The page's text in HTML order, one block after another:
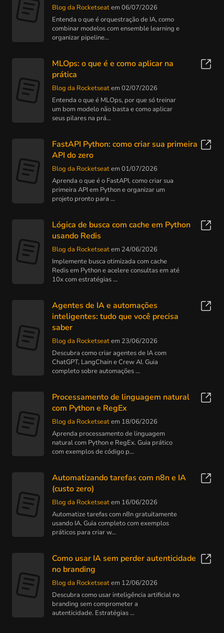
Blog da Rocketseatem 06/07/2026
Entenda o que é orquestração de IA, como
combinar modelos com ensemble learning e
organizar pipeline...
MLOps: o que é e como aplicar na
prática
Blog da Rocketseatem 02/07/2026
Entenda o que é MLOps, por que só treinar
um bom modelo não basta e como aplicar
seus pilares na prá...
FastAPI Python: como criar sua primeira
API do zero
Blog da Rocketseatem 01/07/2026
Aprenda o que é o FastAPI, como criar sua
primeira API em Python e organizar um
projeto pronto para ...
Lógica de busca com cache em Python
usando Redis
Blog da Rocketseatem 24/06/2026
Implemente busca otimizada com cache
Redis em Python e acelere consultas em até
10x com estratégias ...
Agentes de IA e automações
inteligentes: tudo que você precisa
saber
Blog da Rocketseatem 23/06/2026
Descubra como criar agentes de IA com
ChatGPT, LangChain e Crew AI. Guia
completo sobre automações ...
Processamento de linguagem natural
com Python e RegEx
Blog da Rocketseatem 18/06/2026
Aprenda processamento de linguagem
natural com Python e RegEx. Guia prático
com exemplos de código p...
Automatizando tarefas com n8n e IA
(custo zero)
Blog da Rocketseatem 16/06/2026
Automatize tarefas com n8n gratuitamente
usando IA. Guia completo com exemplos
práticos para criar w...
Como usar IA sem perder autenticidade
no branding
Blog da Rocketseatem 12/06/2026
Descubra como usar inteligência artificial no
branding sem comprometer a
autenticidade. Estratégias ...